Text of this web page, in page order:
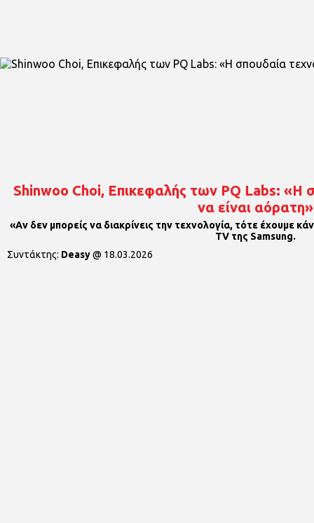
Shinwoo Choi, Επικεφαλής των PQ Labs: «Η
να είναι αόρατη»
«Αν δεν μπορείς να διακρίνεις την τεχνολογία, τότε έχουμε
TV της Samsung.
Συντάκτης: Deasy@ 18.03.2026